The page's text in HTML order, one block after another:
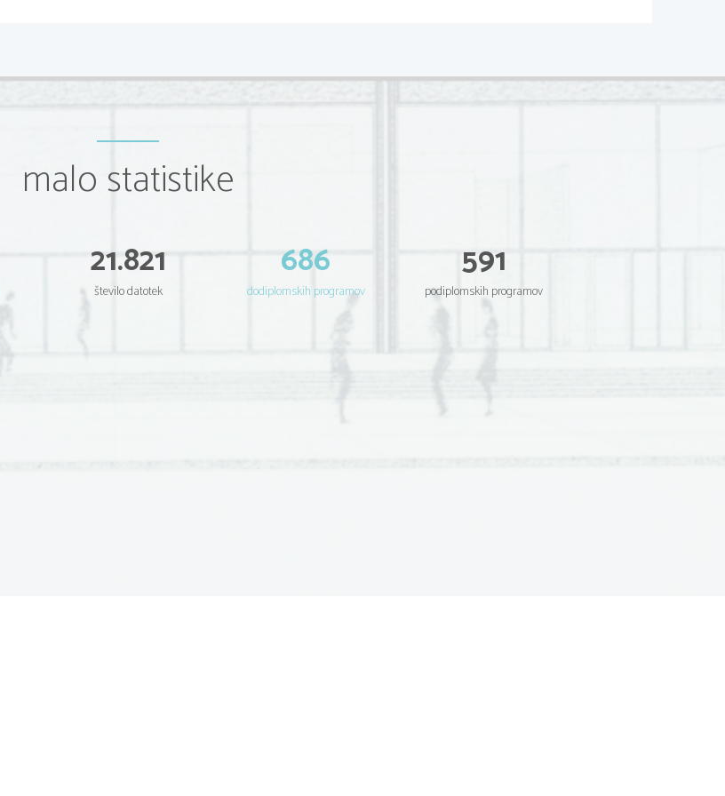
malo statistike
21.821
število datotek
686
dodiplomskih programov
591
podiplomskih programov